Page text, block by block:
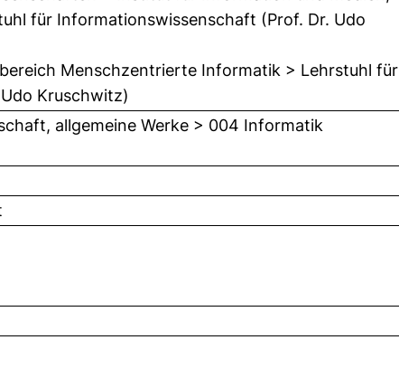
für Informationswissenschaft (Prof. Dr. Udo
Menschzentrierte Informatik > Lehrstuhl für
Kruschwitz)
allgemeine Werke > 004 Informatik